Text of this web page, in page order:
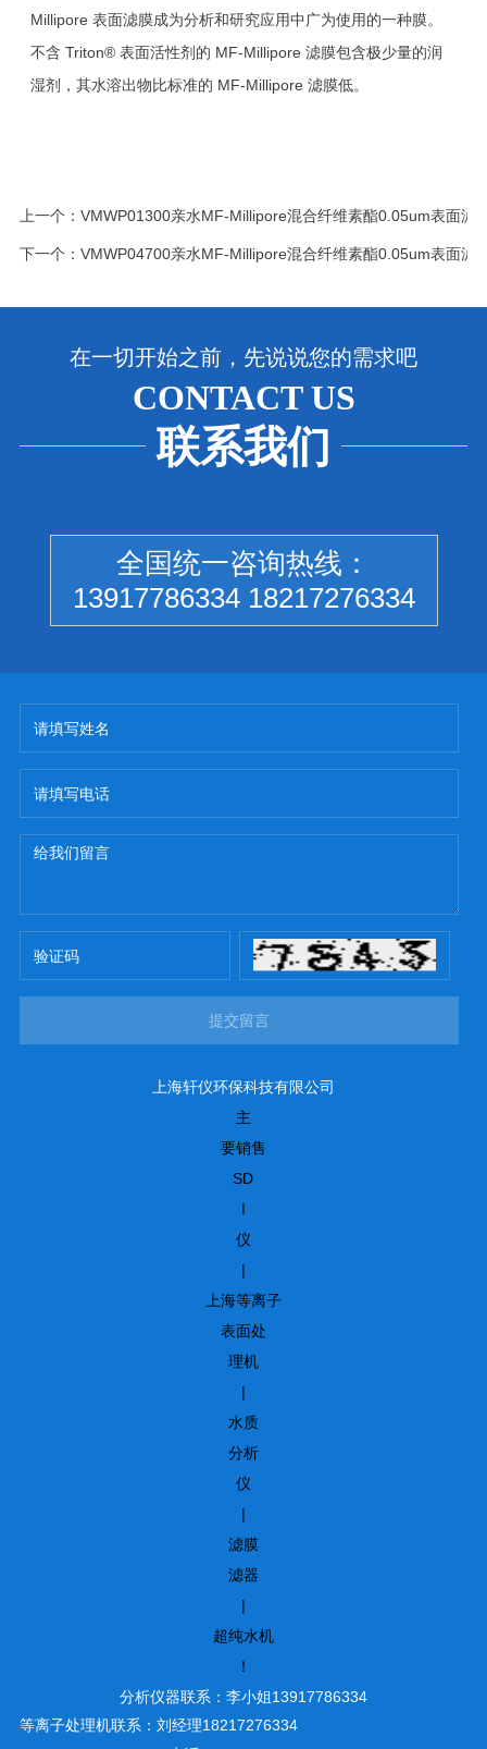
Millipore 表面滤膜成为分析和研究应用中广为使用的一种膜。
不含 Triton® 表面活性剂的 MF-Millipore 滤膜包含极少量的润
湿剂，其水溶出物比标准的 MF-Millipore 滤膜低。
上一个： VMWP01300亲水MF-Millipore混合纤维素酯0.05um表面滤
下一个： VMWP04700亲水MF-Millipore混合纤维素酯0.05um表面滤
在一切开始之前，先说说您的需求吧
CONTACT US
联系我们
全国统一咨询热线：
13917786334 18217276334
提交留言
上海轩仪环保科技有限公司
主
要销售
SD
I
仪
|
上海等离子
表面处
理机
|
水质
分析
仪
|
滤膜
滤器
|
超纯水机
！
分析仪器联系：李小姐13917786334
等离子处理机联系：刘经理18217276334